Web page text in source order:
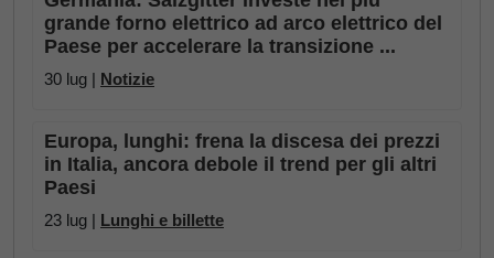
grande forno elettrico ad arco elettrico del
Paese per accelerare la transizione ...
30 lug | Notizie
Europa, lunghi: frena la discesa dei prezzi
in Italia, ancora debole il trend per gli altri
Paesi
23 lug | Lunghi e billette